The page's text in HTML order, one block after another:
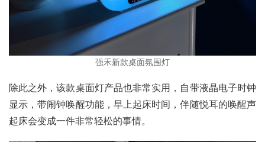
强禾新款桌面氛围灯
除此之外，该款桌面灯产品也非常实用，自带液晶电子时钟
显示，带闹钟唤醒功能，早上起床时间，伴随悦耳的唤醒声
起床会变成一件非常轻松的事情。